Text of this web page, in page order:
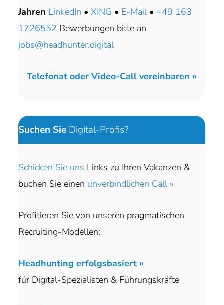
Jahren LinkedIn •XING • E-Mail • +49 163
1726552 Bewerbungen bitte an
jobs@headhunter.digital
Telefonat oder Video-Call vereinbaren »
Suchen Sie Digital-Profis?
Schicken Sie uns Links zu Ihren Vakanzen &
buchen Sie einen unverbindlichen Call »
Profitieren Sie von unseren pragmatischen
Recruiting-Modellen:
Headhunting erfolgsbasiert »
für Digital-Spezialisten & Führungskräfte